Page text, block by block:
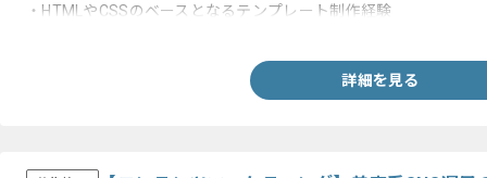
・HTMLやCSSのベースとなるテンプレート制作経験
詳細を見る